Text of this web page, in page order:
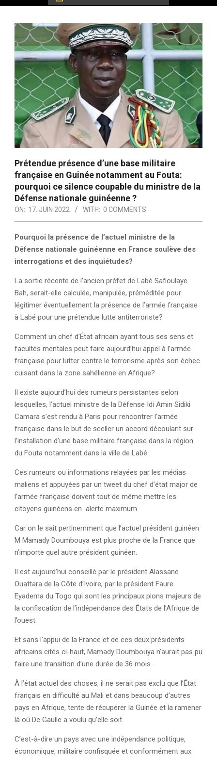
Prétendue présence d’une base militaire
française en Guinée notamment au Fouta:
pourquoi ce silence coupable du ministre de la
Défense nationale guinéenne ?
ON: 17. JUIN 2022 WITH: 0 COMMENTS
Pourquoi la présence de l’actuel ministre de la
Défense nationale guinéenne en France soulève des
interrogations et des inquiétudes?
La sortie récente de l’ancien préfet de Labé Safioulaye
Bah, serait-elle calculée, manipulée, préméditée pour
légitimer éventuellement la présence de l’armée française
à Labé pour une prétendue lutte antiterroriste?
Comment un chef d’État africain ayant tous ses sens et
facultés mentales peut faire aujourd’hui appel à l’armée
française pour lutter contre le terrorisme après son échec
cuisant dans la zone sahélienne en Afrique?
Il existe aujourd’hui des rumeurs persistantes selon
lesquelles, l’actuel ministre de la Défense Idi Amin Sidiki
Camara s’est rendu à Paris pour rencontrer l’armée
française dans le but de sceller un accord découlant sur
l’installation d’une base militaire française dans la région
du Fouta notamment dans la ville de Labé.
Ces rumeurs ou informations relayées par les médias
maliens et appuyées par un tweet du chef d’état major de
l’armée française doivent tout de même mettre les
citoyens guinéens en alerte maximum.
Car on le sait pertinemment que l’actuel président guinéen
M Mamady Doumbouya est plus proche de la France que
n’importe quel autre président guinéen.
Il est aujourd’hui conseillé par le président Alassane
Ouattara de la Côte d’Ivoire, par le président Faure
Eyadema du Togo qui sont les principaux pions majeurs de
la confiscation de l’indépendance des États de l’Afrique de
l’ouest.
Et sans l’appui de la France et de ces deux présidents
africains cités ci-haut, Mamady Doumbouya n’aurait pas pu
faire une transition d’une durée de 36 mois.
À l’état actuel des choses, il ne serait pas exclu que l’État
français en difficulté au Mali et dans beaucoup d’autres
pays en Afrique, tente de récupérer la Guinée et la ramener
là où De Gaulle a voulu qu’elle soit.
C’est-à-dire un pays avec une indépendance politique,
économique, militaire confisquée et conformément aux